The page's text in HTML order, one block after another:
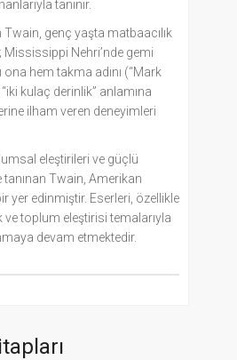
tanınır.
genç yaşta matbaacılık
Mississippi Nehri’nde gemi
ona hem takma adını (“Mark
kulaç derinlik” anlamına
ilham veren deneyimleri
eleştirileri ve güçlü
Twain, Amerikan
yer edinmiştir. Eserleri, özellikle
toplum eleştirisi temalarıyla
devam etmektedir.